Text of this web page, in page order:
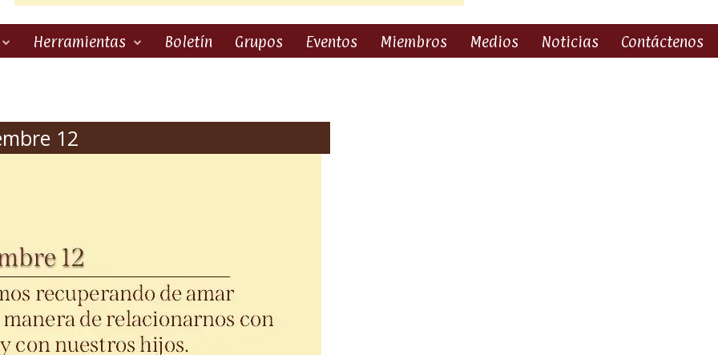
Herramientas Boletín Grupos Eventos Miembros Medios Noticias Contáctenos
12